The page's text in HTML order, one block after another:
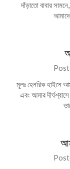
দাঁড়াতো বাবার
মূলঃ হেনরিক হাইনে
এবং আমার